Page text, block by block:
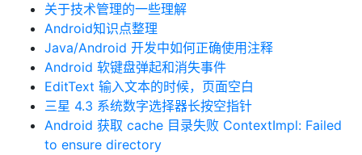
关于技术管理的一些理解
Android知识点整理
Java/Android 开发中如何正确使用注释
Android 软键盘弹起和消失事件
EditText 输入文本的时候，页面空白
三星 4.3 系统数字选择器长按空指针
Android 获取 cache 目录失败 ContextImpl: Failed
to ensure directory